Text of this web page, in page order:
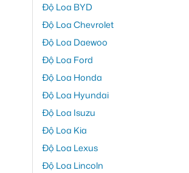
Độ Loa BYD
Độ Loa Chevrolet
Độ Loa Daewoo
Độ Loa Ford
Độ Loa Honda
Độ Loa Hyundai
Độ Loa Isuzu
Độ Loa Kia
Độ Loa Lexus
Độ Loa Lincoln